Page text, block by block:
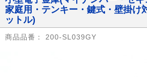
家庭用・テンキー・鍵式・壁掛け
ットル)
商品品番： 200-SL039GY